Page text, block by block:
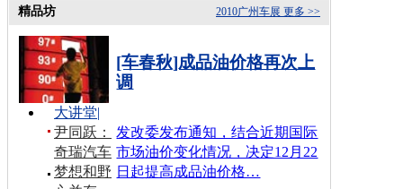
更多 >>
2010广州车展
精品坊
[车春秋]成品油价格再次上
调
发改委发布通知，结合近期国际
市场油价变化情况，决定12月22
日起提高成品油价格…
大讲堂|
尹同跃：
奇瑞汽车
梦想和野